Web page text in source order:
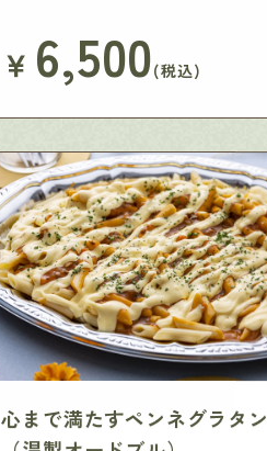
￥ 6,500(税込)
心まで満たすペンネグラタン